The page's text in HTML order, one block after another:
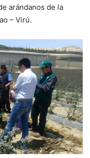
arándanos de la
– Virú.